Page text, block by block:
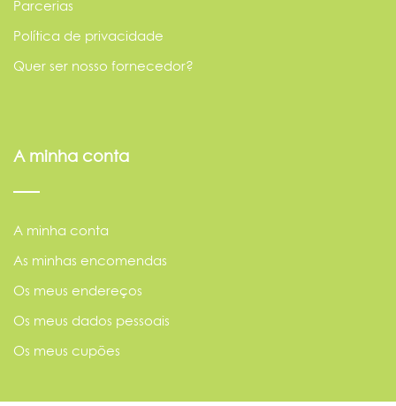
Parcerias
Política de privacidade
Quer ser nosso fornecedor?
A minha conta
A minha conta
As minhas encomendas
Os meus endereços
Os meus dados pessoais
Os meus cupões